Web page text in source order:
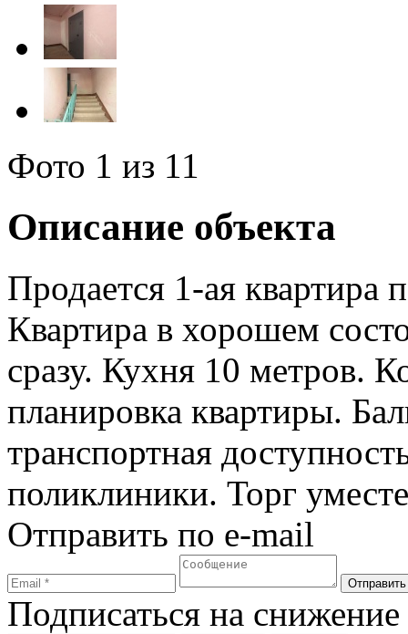
Фото 1 из 11
Описание объекта
Продается 1-ая квартира
Квартира в хорошем
сразу. Кухня 10 метров.
планировка квартиры.
транспортная
поликлиники. Торг
Отправить по e-mail
Подписаться на